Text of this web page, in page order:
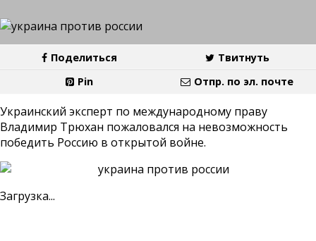
Поделиться
Твитнуть
Pin
Отпр. по эл. почте
Украинский эксперт по международному праву
Владимир Трюхан пожаловался на невозможность
победить Россию в открытой войне.
Загрузка...